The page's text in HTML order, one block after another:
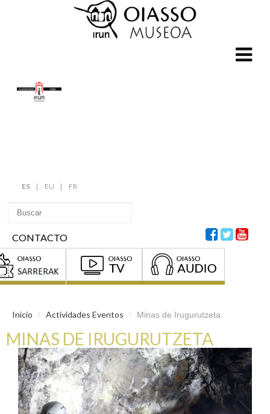
ES EU FR
CONTACTO
Inicio / Actividades Eventos / Minas de Irugurutzeta
MINAS DE IRUGURUTZETA